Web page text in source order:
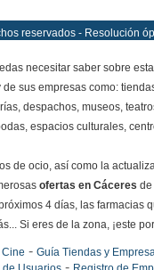
reservados - Resolución
necesitar saber sobre
sus empresas como:
despachos, museos,
espacios culturales,
de ocio, así como la
ofertas en Cáceres de
4 días, las farmacias
Si eres de la zona, ¡este
- Guía Tiendas y
-